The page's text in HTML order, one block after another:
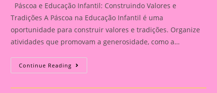
Páscoa e Educação Infantil: Construindo Valores e
Tradições A Páscoa na Educação Infantil é uma
oportunidade para construir valores e tradições. Organize
atividades que promovam a generosidade, como a…
Continue Reading Lembrancinha
De
|Páscoa